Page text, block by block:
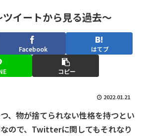
イートから見る過去〜
Facebook はてブ
コピー
2022.01.21
、物が捨てられない性格を持つとい
ので、Twitterに関してもそれなり